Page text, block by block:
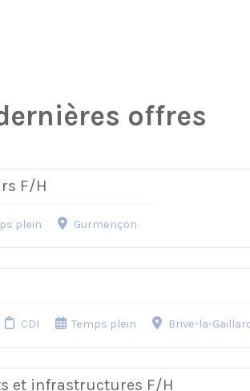
offres
F/H
plein Gurmençon
CDI Temps plein Brive-la-
et infrastructures F/H